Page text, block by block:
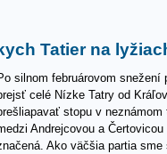
Tatier na
silnom februárovom
celé Nízke Tatry od
stopu v
Andrejcovou a
Ako väčšia partia